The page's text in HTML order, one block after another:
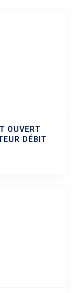
OUVERT
DÉBIT